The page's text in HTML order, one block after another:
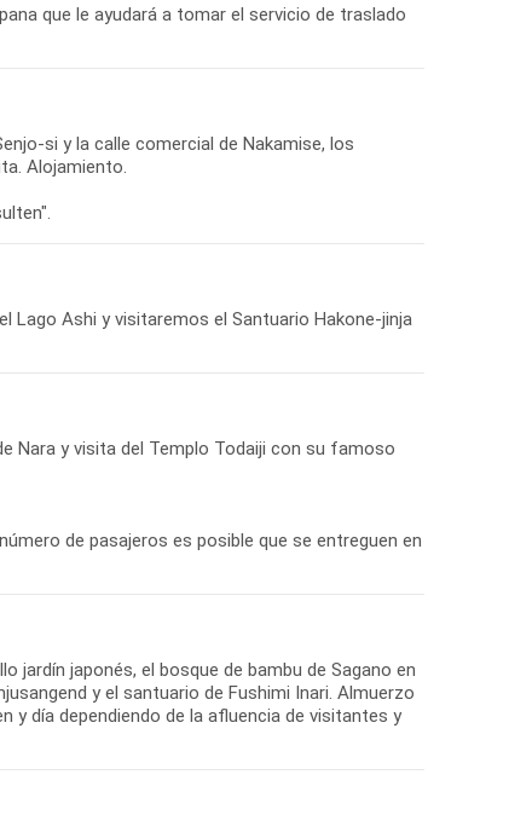
que le ayudará a tomar el servicio de traslado
si y la calle comercial de Nakamise, los
Alojamiento.
Lago Ashi y visitaremos el Santuario Hakone-jinja
Nara y visita del Templo Todaiji con su famoso
de pasajeros es posible que se entreguen en
jardín japonés, el bosque de bambu de Sagano en
y el santuario de Fushimi Inari. Almuerzo
y día dependiendo de la afluencia de visitantes y